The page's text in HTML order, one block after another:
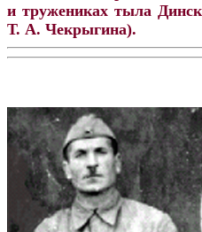
и тружениках тыла
Т. А. Чекрыгина).